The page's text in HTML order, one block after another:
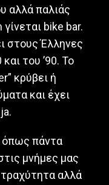
αλλά παλιάς
bike bar.
στους Έλληνες
του ’90. Το
κρύβει ή
και έχει
όπως πάντα
μνήμες μας
αλλά